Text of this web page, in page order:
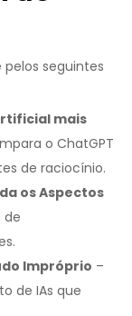
seguintes
mais
o ChatGPT
de raciocínio.
os Aspectos
de
Impróprio –
de IAs que